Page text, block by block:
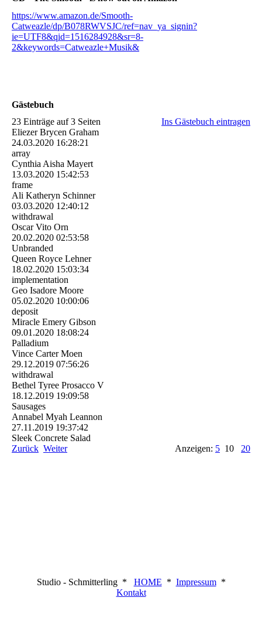
https://www.amazon.de/Smooth-
Catweazle/dp/B078RWVSJC/ref=nav_ya_signin?
ie=UTF8&qid=1516284928&sr=8-
2&keywords=Catweazle+Musik&
Gästebuch
23 Einträge auf 3 Seiten
Ins Gästebuch eintragen
Eliezer Brycen Graham
24.03.2020 16:28:21
array
Cynthia Aisha Mayert
13.03.2020 15:42:53
frame
Ali Katheryn Schinner
03.03.2020 12:40:12
withdrawal
Oscar Vito Orn
20.02.2020 02:53:58
Unbranded
Queen Royce Lehner
18.02.2020 15:03:34
implementation
Geo Isadore Moore
05.02.2020 10:00:06
deposit
Miracle Emery Gibson
09.01.2020 18:08:24
Palladium
Vince Carter Moen
29.12.2019 07:56:26
withdrawal
Bethel Tyree Prosacco V
18.12.2019 19:09:58
Sausages
Annabel Myah Leannon
27.11.2019 19:37:42
Sleek Concrete Salad
Zurück Weiter Anzeigen: 5 10 20
Studio - Schmitterling * HOME * Impressum*
Kontakt